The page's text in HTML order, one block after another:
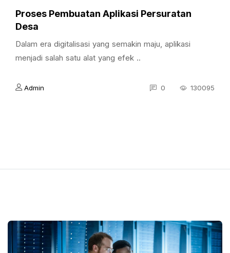
Proses Pembuatan Aplikasi Persuratan
Desa
Dalam era digitalisasi yang semakin maju, aplikasi
menjadi salah satu alat yang efek ..
Admin 0 130095